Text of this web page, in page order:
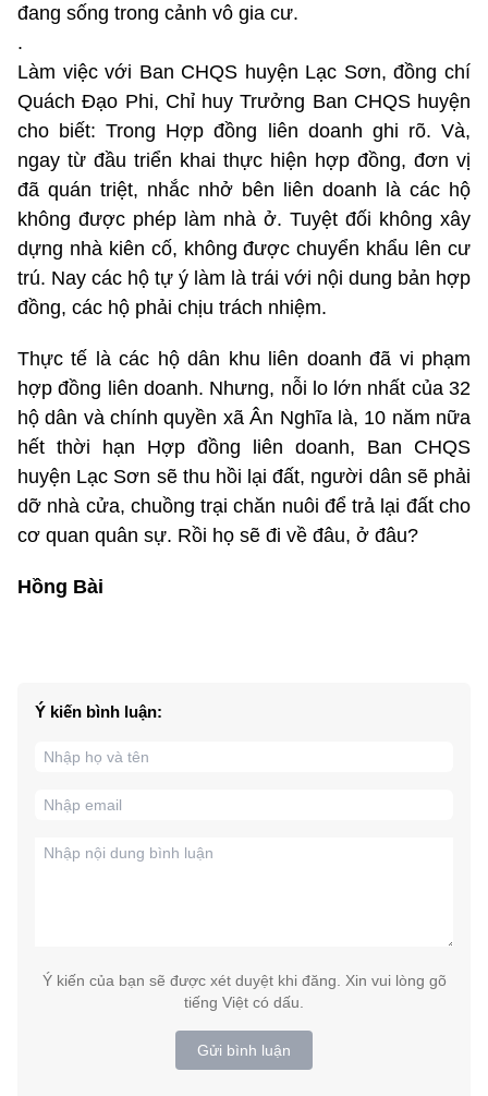
đang sống trong cảnh vô gia cư.
.
Làm việc với Ban CHQS huyện Lạc Sơn, đồng chí
Quách Đạo Phi, Chỉ huy Trưởng Ban CHQS huyện
cho biết: Trong Hợp đồng liên doanh ghi rõ. Và,
ngay từ đầu triển khai thực hiện hợp đồng, đơn vị
đã quán triệt, nhắc nhở bên liên doanh là các hộ
không được phép làm nhà ở. Tuyệt đối không xây
dựng nhà kiên cố, không được chuyển khẩu lên cư
trú. Nay các hộ tự ý làm là trái với nội dung bản hợp
đồng, các hộ phải chịu trách nhiệm.
Thực tế là các hộ dân khu liên doanh đã vi phạm
hợp đồng liên doanh. Nhưng, nỗi lo lớn nhất của 32
hộ dân và chính quyền xã Ân Nghĩa là, 10 năm nữa
hết thời hạn Hợp đồng liên doanh, Ban CHQS
huyện Lạc Sơn sẽ thu hồi lại đất, người dân sẽ phải
dỡ nhà cửa, chuồng trại chăn nuôi để trả lại đất cho
cơ quan quân sự. Rồi họ sẽ đi về đâu, ở đâu?
Hồng Bài
Ý kiến bình luận:
Ý kiến của bạn sẽ được xét duyệt khi đăng. Xin vui lòng gõ
tiếng Việt có dấu.
Gửi bình luận